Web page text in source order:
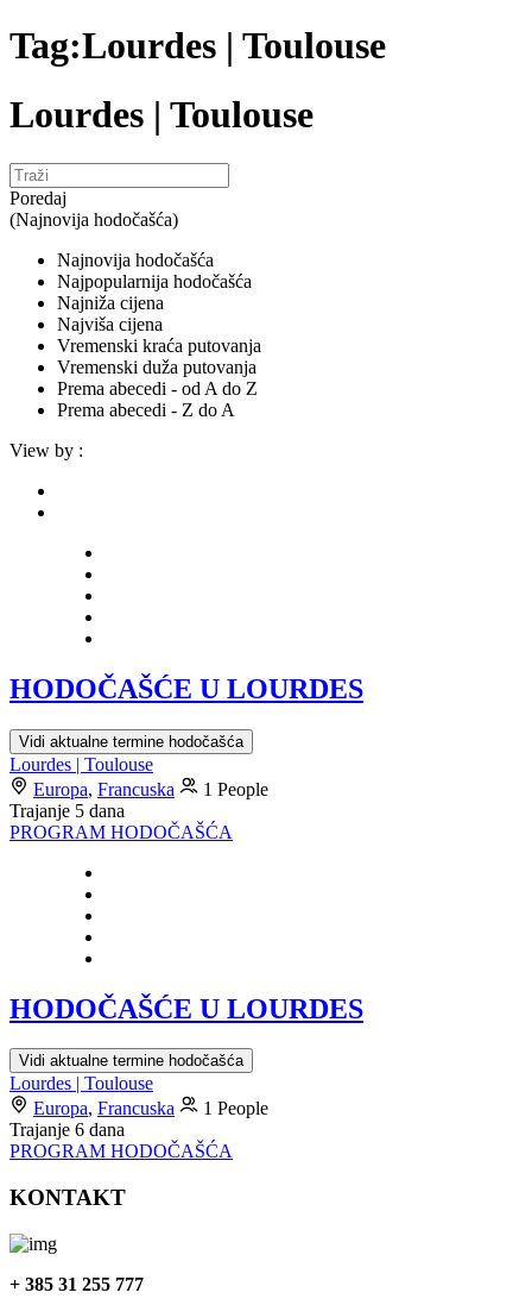
Tag:Lourdes | Toulouse
Lourdes | Toulouse
Poredaj
(Najnovija hodočašća)
Najnovija hodočašća
Najpopularnija hodočašća
Najniža cijena
Najviša cijena
Vremenski kraća putovanja
Vremenski duža putovanja
Prema abecedi - od A do Z
Prema abecedi - Z do A
View by :
HODOČAŠĆE U LOURDES
Vidi aktualne termine hodočašća
Lourdes | Toulouse
Europa, Francuska
1 People
Trajanje 5 dana
PROGRAM HODOČAŠĆA
HODOČAŠĆE U LOURDES
Vidi aktualne termine hodočašća
Lourdes | Toulouse
Europa, Francuska
1 People
Trajanje 6 dana
PROGRAM HODOČAŠĆA
KONTAKT
+ 385 31 255 777